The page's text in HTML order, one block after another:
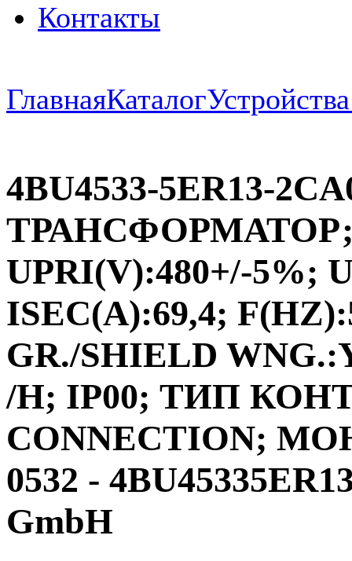
Контакты
ГлавнаяКаталог
4BU4533-5ER13-
UPRI(V):480+/-5%;
ISEC(A):69,4;
GR./SHIELD
/H; IP00; ТИП
CONNECTION;
0532 -
GmbH